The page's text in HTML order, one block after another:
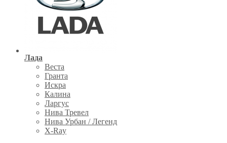
Лада
Веста
Гранта
Искра
Калина
Ларгус
Нива Тревел
Нива Урбан / Легенд
X-Ray